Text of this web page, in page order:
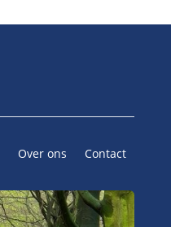
Over ons Contact